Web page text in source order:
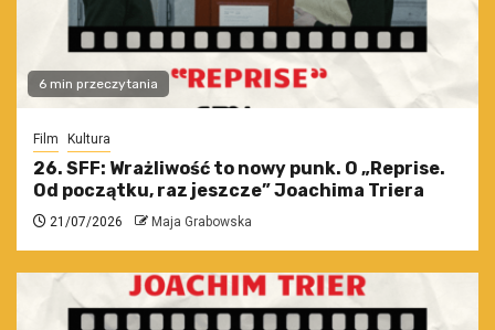
6 min przeczytania
Film Kultura
26. SFF: Wrażliwość to nowy punk. O „Reprise.
Od początku, raz jeszcze” Joachima Triera
21/07/2026 Maja Grabowska